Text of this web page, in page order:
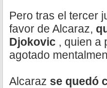
Pero tras el tercer
favor de Alcaraz,
Djokovic , quien a
agotado
Alcaraz se quedó